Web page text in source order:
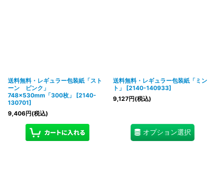
送料無料・レギュラー包装紙「スト
ーン ピンク」
748×530mm「300枚」
[2140-
130701]
9,406円(税込)
送料無料・レギュラー包装紙「ミン
ト」
[2140-140933]
9,127円(税込)
オプション選択